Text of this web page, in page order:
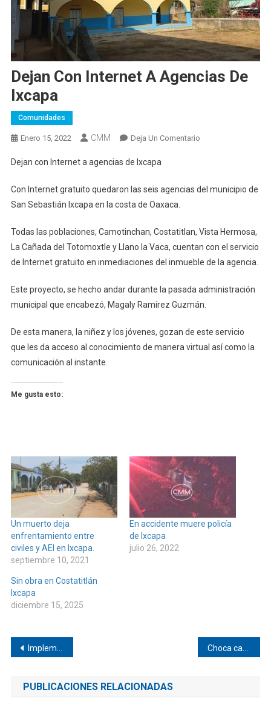
Dejan Con Internet A Agencias De
Ixcapa
Comunidades
Enero 15, 2022 CMM Deja Un ComentarioEn
A
Ixcapa
Dejan con Internet a agencias de Ixcapa
Con Internet gratuito quedaron las seis agencias del municipio de
San Sebastián Ixcapa en la costa de Oaxaca.
Todas las poblaciones, Camotinchan, Costatitlan, Vista Hermosa,
La Cañada del Totomoxtle y Llano la Vaca, cuentan con el servicio
de Internet gratuito en inmediaciones del inmueble de la agencia.
Este proyecto, se hecho andar durante la pasada administración
municipal que encabezó, Magaly Ramírez Guzmán.
De esta manera, la niñez y los jóvenes, gozan de este servicio
que les da acceso al conocimiento de manera virtual así como la
comunicación al instante.
Me gusta esto:
Un muerto deja
enfrentamiento entre
civiles y AEI en Ixcapa.
septiembre 10, 2021
En accidente muere policía
de Ixcapa
julio 26, 2022
Sin obra en Costatitlán
Ixcapa
diciembre 15, 2025
Navegación
de
entradas
Implementan operativo de seguridad en Pinotepa
PUBLICACIONES RELACIONADAS